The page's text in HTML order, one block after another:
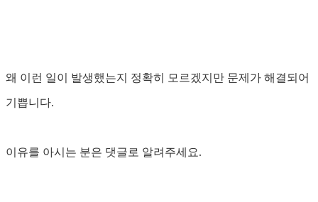
왜 이런 일이 발생했는지 정확히 모르겠지만 문제가 해결되어
기쁩니다.
이유를 아시는 분은 댓글로 알려주세요.